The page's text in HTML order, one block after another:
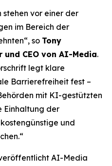
stehen vor einer der
im Bereich der
so Tony
CEO von AI-Media.
legt klare
Barrierefreiheit fest –
mit KI-gestützten
Einhaltung der
und
AI-Media